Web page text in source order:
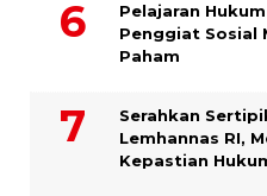
Pelajaran
Penggiat Sosial
Paham
Serahkan
Lemhannas RI,
Kepastian